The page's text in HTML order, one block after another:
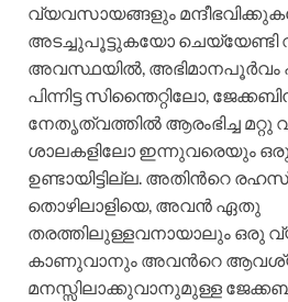
വ്യവസായങ്ങളും
അടച്ചുപൂട്ടുകയോ ചെയ്യേണ്ടി
അവസ്ഥയില്‍, അഭിമാനപൂര്‍വം
പിന്നിട്ട സിന്തൈറ്റിലോ,
നേതൃത്വത്തില്‍ ആരംഭിച്ച
ശാലകളിലോ ഇന്നുവരെയും
ഉണ്ടായിട്ടില്ല. അതിന്‍റെ
തൊഴിലാളിയെ, അവന്‍ ഏതു
തരത്തിലുള്ളവനായാലും ഒരു
കാണുവാനും അവന്‍റെ
മനസ്സിലാക്കുവാനുമുള്ള